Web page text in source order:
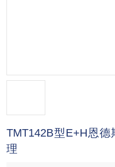
TMT142B型E+H恩
理